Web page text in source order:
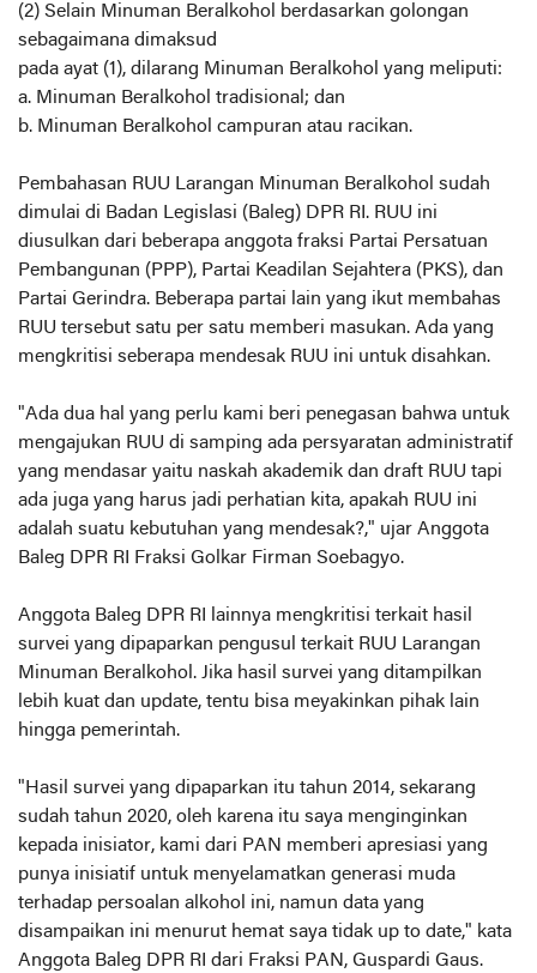
(2) Selain Minuman Beralkohol berdasarkan golongan
sebagaimana dimaksud
pada ayat (1), dilarang Minuman Beralkohol yang meliputi:
a. Minuman Beralkohol tradisional; dan
b. Minuman Beralkohol campuran atau racikan.
Pembahasan RUU Larangan Minuman Beralkohol sudah
dimulai di Badan Legislasi (Baleg) DPR RI. RUU ini
diusulkan dari beberapa anggota fraksi Partai Persatuan
Pembangunan (PPP), Partai Keadilan Sejahtera (PKS), dan
Partai Gerindra. Beberapa partai lain yang ikut membahas
RUU tersebut satu per satu memberi masukan. Ada yang
mengkritisi seberapa mendesak RUU ini untuk disahkan.
"Ada dua hal yang perlu kami beri penegasan bahwa untuk
mengajukan RUU di samping ada persyaratan administratif
yang mendasar yaitu naskah akademik dan draft RUU tapi
ada juga yang harus jadi perhatian kita, apakah RUU ini
adalah suatu kebutuhan yang mendesak?," ujar Anggota
Baleg DPR RI Fraksi Golkar Firman Soebagyo.
Anggota Baleg DPR RI lainnya mengkritisi terkait hasil
survei yang dipaparkan pengusul terkait RUU Larangan
Minuman Beralkohol. Jika hasil survei yang ditampilkan
lebih kuat dan update, tentu bisa meyakinkan pihak lain
hingga pemerintah.
"Hasil survei yang dipaparkan itu tahun 2014, sekarang
sudah tahun 2020, oleh karena itu saya menginginkan
kepada inisiator, kami dari PAN memberi apresiasi yang
punya inisiatif untuk menyelamatkan generasi muda
terhadap persoalan alkohol ini, namun data yang
disampaikan ini menurut hemat saya tidak up to date," kata
Anggota Baleg DPR RI dari Fraksi PAN, Guspardi Gaus.